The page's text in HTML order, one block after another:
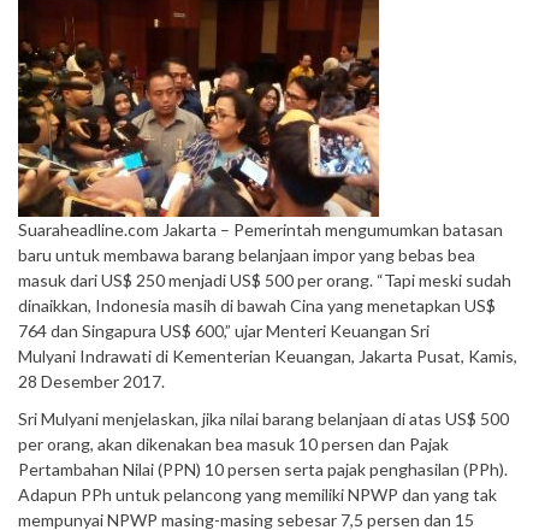
Suaraheadline.com Jakarta – Pemerintah mengumumkan batasan
baru untuk membawa barang belanjaan impor yang bebas bea
masuk dari US$ 250 menjadi US$ 500 per orang. “Tapi meski sudah
dinaikkan, Indonesia masih di bawah Cina yang menetapkan US$
764 dan Singapura US$ 600,” ujar Menteri Keuangan Sri
Mulyani Indrawati di Kementerian Keuangan, Jakarta Pusat, Kamis,
28 Desember 2017.
Sri Mulyani menjelaskan, jika nilai barang belanjaan di atas US$ 500
per orang, akan dikenakan bea masuk 10 persen dan Pajak
Pertambahan Nilai (PPN) 10 persen serta pajak penghasilan (PPh).
Adapun PPh untuk pelancong yang memiliki NPWP dan yang tak
mempunyai NPWP masing-masing sebesar 7,5 persen dan 15